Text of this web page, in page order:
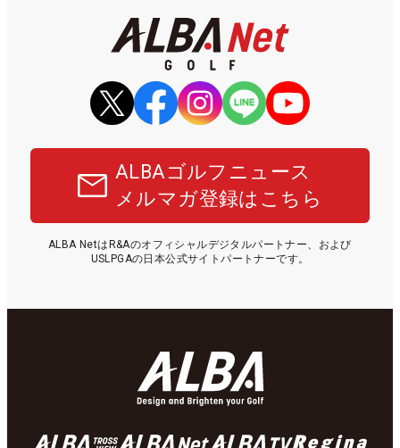
ALBAゴルフニュース
メルマガ登録はこちら
ALBA NetはR&Aのオフィシャルデジタルパートナー、および
USLPGAの日本公式サイトパートナーです。